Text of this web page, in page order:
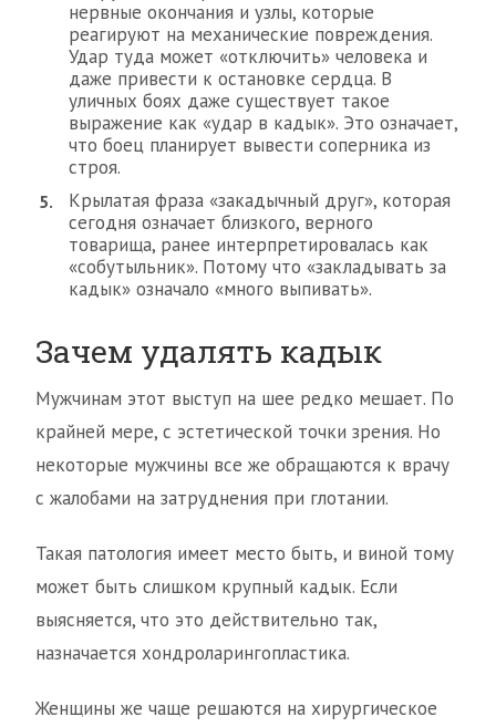
нервные окончания и узлы, которые
реагируют на механические повреждения.
Удар туда может «отключить» человека и
даже привести к остановке сердца. В
уличных боях даже существует такое
выражение как «удар в кадык». Это означает,
что боец планирует вывести соперника из
строя.
Крылатая фраза «закадычный друг», которая
сегодня означает близкого, верного
товарища, ранее интерпретировалась как
«собутыльник». Потому что «закладывать за
кадык» означало «много выпивать».
Зачем удалять кадык
Мужчинам этот выступ на шее редко мешает. По
крайней мере, с эстетической точки зрения. Но
некоторые мужчины все же обращаются к врачу
с жалобами на затруднения при глотании.
Такая патология имеет место быть, и виной тому
может быть слишком крупный кадык. Если
выясняется, что это действительно так,
назначается хондроларингопластика.
Женщины же чаще решаются на хирургическое